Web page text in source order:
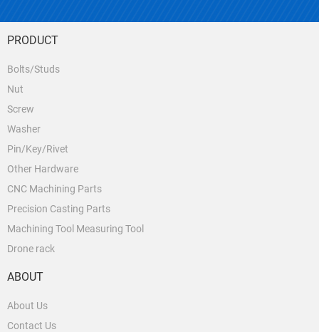
PRODUCT
Bolts/Studs
Nut
Screw
Washer
Pin/Key/Rivet
Other Hardware
CNC Machining Parts
Precision Casting Parts
Machining Tool Measuring Tool
Drone rack
ABOUT
About Us
Contact Us